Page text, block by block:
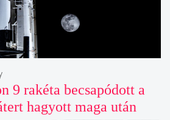
9 rakéta becsapódott a
hagyott maga után